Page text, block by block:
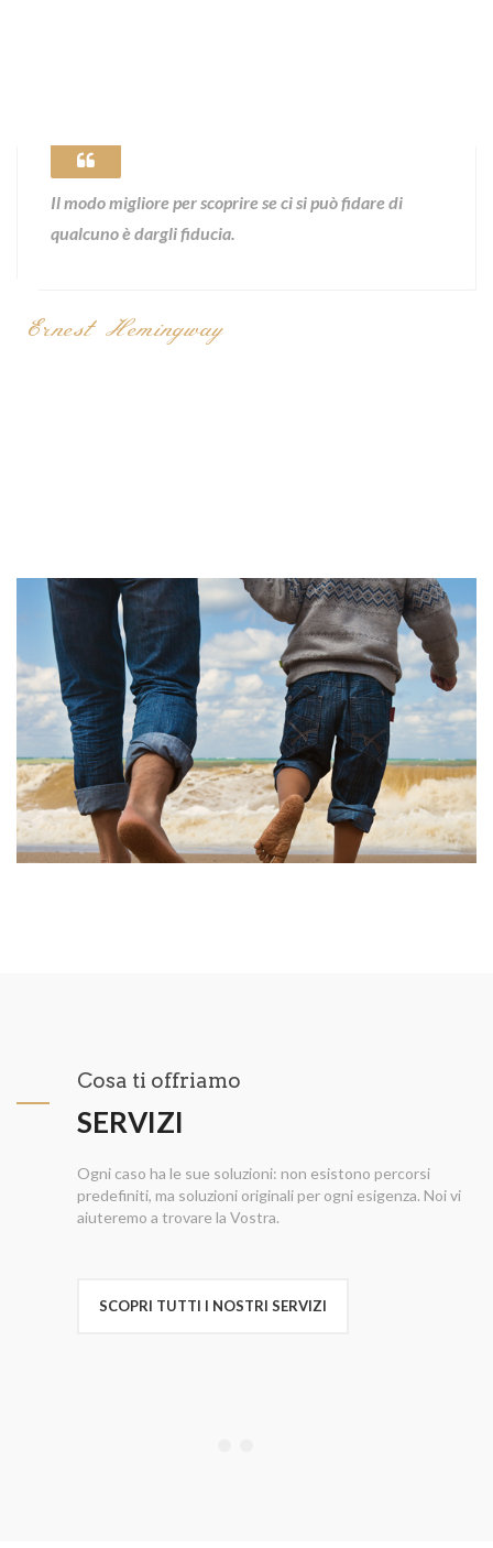
Il modo migliore per scoprire se ci si può fidare di
qualcuno è dargli fiducia.
Ernest Hemingway
Cosa ti offriamo
SERVIZI
Ogni caso ha le sue soluzioni: non esistono percorsi
predefiniti, ma soluzioni originali per ogni esigenza. Noi vi
aiuteremo a trovare la Vostra.
SCOPRI TUTTI I NOSTRI SERVIZI